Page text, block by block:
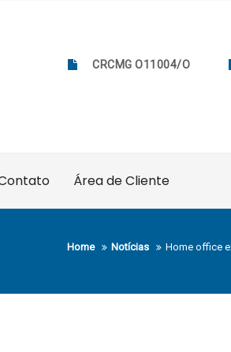
CRCMG O11004/O
Área de Cliente
Home Notícias Home office